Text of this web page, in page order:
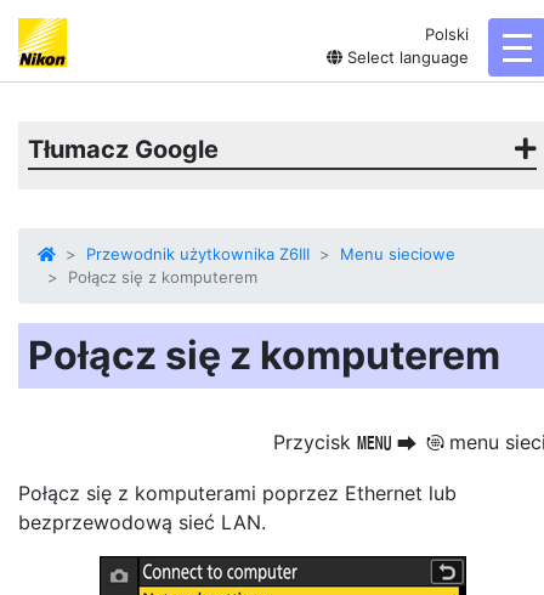
Polski
Select language
Tłumacz Google
Przewodnik użytkownika Z6III
Menu sieciowe
Połącz się z komputerem
Połącz się z komputerem
Przycisk G U F menu
Połącz się z komputerami poprzez Ethernet lub
bezprzewodową sieć LAN.